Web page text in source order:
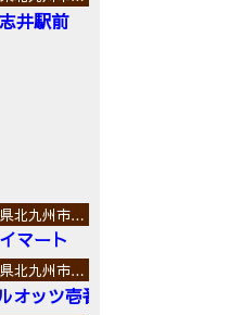
ー）
井駅前
北九州市…
マート
北九州市…
オッツ壱番館